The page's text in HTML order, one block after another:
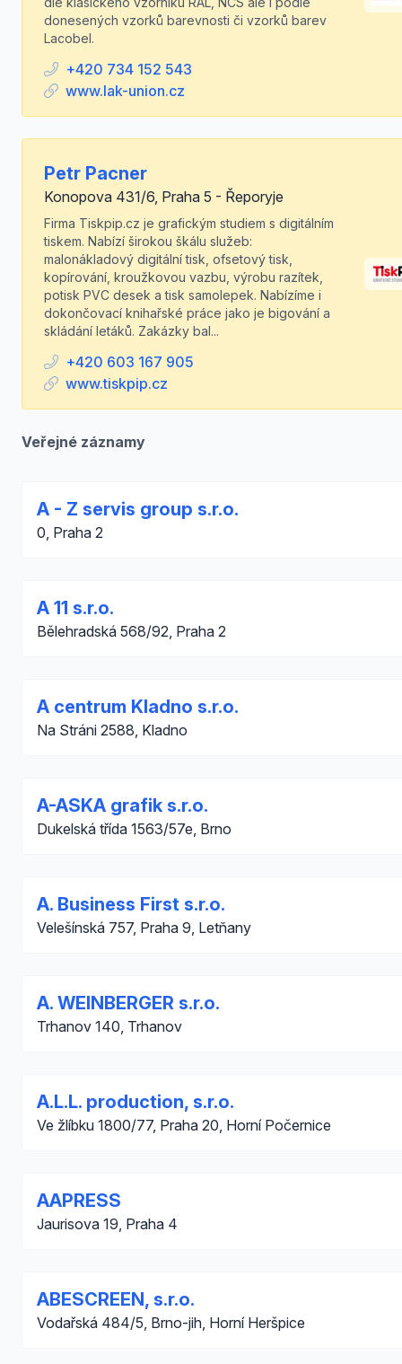
donesených vzorků barevnosti či vzorků barev
Lacobel.
+420 734 152 543
www.lak-union.cz
Petr Pacner
Konopova 431/6, Praha 5 - Řeporyje
Firma Tiskpip.cz je grafickým studiem s digitálním
tiskem. Nabízí širokou škálu služeb:
malonákladový digitální tisk, ofsetový tisk,
kopírování, kroužkovou vazbu, výrobu razítek,
potisk PVC desek a tisk samolepek. Nabízíme i
dokončovací knihařské práce jako je bigování a
skládání letáků. Zakázky bal...
+420 603 167 905
www.tiskpip.cz
Veřejné záznamy
A - Z servis group s.r.o.
0, Praha 2
A 11 s.r.o.
Bělehradská 568/92, Praha 2
A centrum Kladno s.r.o.
Na Stráni 2588, Kladno
A-ASKA grafik s.r.o.
Dukelská třída 1563/57e, Brno
A. Business First s.r.o.
Velešínská 757, Praha 9, Letňany
A. WEINBERGER s.r.o.
Trhanov 140, Trhanov
A.L.L. production, s.r.o.
Ve žlíbku 1800/77, Praha 20, Horní Počernice
AAPRESS
Jaurisova 19, Praha 4
ABESCREEN, s.r.o.
Vodařská 484/5, Brno-jih, Horní Heršpice